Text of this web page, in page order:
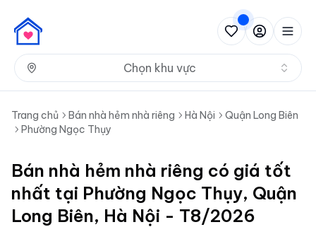
Chọn khu vực
Trang chủ Bán nhà hẻm nhà riêng Hà Nội
Quận Long Biên
Phường Ngọc Thụy
Bán nhà hẻm nhà riêng có giá tốt
nhất tại Phường Ngọc Thụy, Quận
Long Biên, Hà Nội - T8/2026